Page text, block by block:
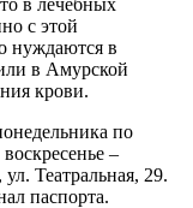
с этой
нуждаются в
в Амурской
крови.
по
–
Театральная, 29.
паспорта.